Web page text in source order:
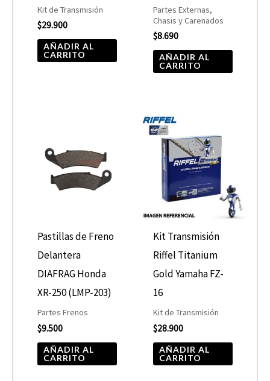
Kit de Transmisión
$29.900
AÑADIR AL
CARRITO
Partes Externas,
Chasis y Carenados
$8.690
AÑADIR AL
CARRITO
Pastillas de Freno
Delantera
DIAFRAG Honda
XR-250 (LMP-203)
Partes Frenos
$9.500
AÑADIR AL
CARRITO
Kit Transmisión
Riffel Titanium
Gold Yamaha FZ-
16
Kit de Transmisión
$28.900
AÑADIR AL
CARRITO